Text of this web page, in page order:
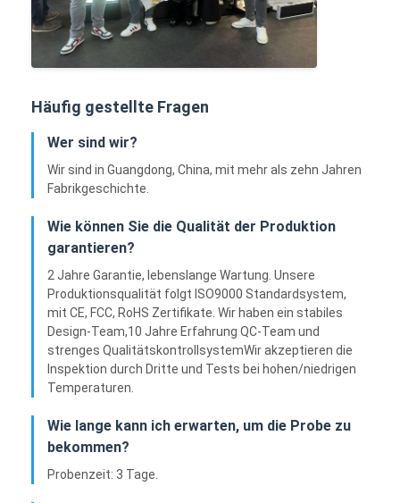
Häufig gestellte Fragen
Wer sind wir?
Wir sind in Guangdong, China, mit mehr als zehn Jahren
Fabrikgeschichte.
Wie können Sie die Qualität der Produktion
garantieren?
2 Jahre Garantie, lebenslange Wartung. Unsere
Produktionsqualität folgt ISO9000 Standardsystem,
mit CE, FCC, RoHS Zertifikate. Wir haben ein stabiles
Design-Team,10 Jahre Erfahrung QC-Team und
strenges QualitätskontrollsystemWir akzeptieren die
Inspektion durch Dritte und Tests bei hohen/niedrigen
Temperaturen.
Wie lange kann ich erwarten, um die Probe zu
bekommen?
Probenzeit: 3 Tage.